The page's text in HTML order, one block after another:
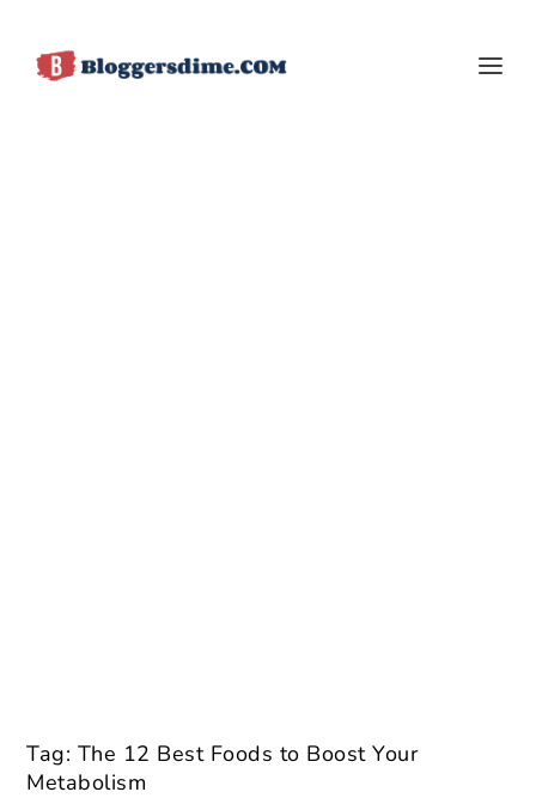
Tag: The 12 Best Foods to Boost Your
Metabolism